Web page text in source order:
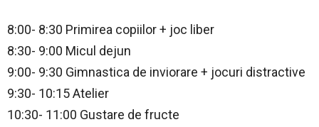
8:00- 8:30 Primirea copiilor + joc liber
8:30- 9:00 Micul dejun
9:00- 9:30 Gimnastica de inviorare + jocuri distractive
9:30- 10:15 Atelier
10:30- 11:00 Gustare de fructe